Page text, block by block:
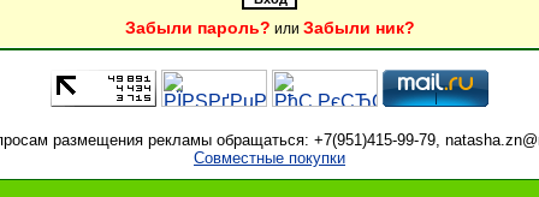
Забыли пароль? или Забыли ник?
размещения рекламы обращаться: +7(951)415-99-79,
Совместные покупки